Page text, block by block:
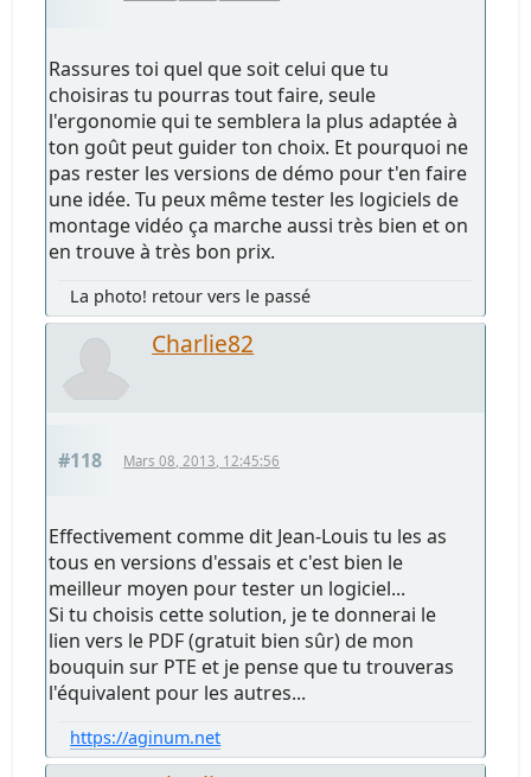
Rassures toi quel que soit celui que tu
choisiras tu pourras tout faire, seule
l'ergonomie qui te semblera la plus adaptée à
ton goût peut guider ton choix. Et pourquoi ne
pas rester les versions de démo pour t'en faire
une idée. Tu peux même tester les logiciels de
montage vidéo ça marche aussi très bien et on
en trouve à très bon prix.
La photo! retour vers le passé
Charlie82
#118 Mars 08, 2013, 12:45:56
Effectivement comme dit Jean-Louis tu les as
tous en versions d'essais et c'est bien le
meilleur moyen pour tester un logiciel...
Si tu choisis cette solution, je te donnerai le
lien vers le PDF (gratuit bien sûr) de mon
bouquin sur PTE et je pense que tu trouveras
l'équivalent pour les autres...
https://aginum.net